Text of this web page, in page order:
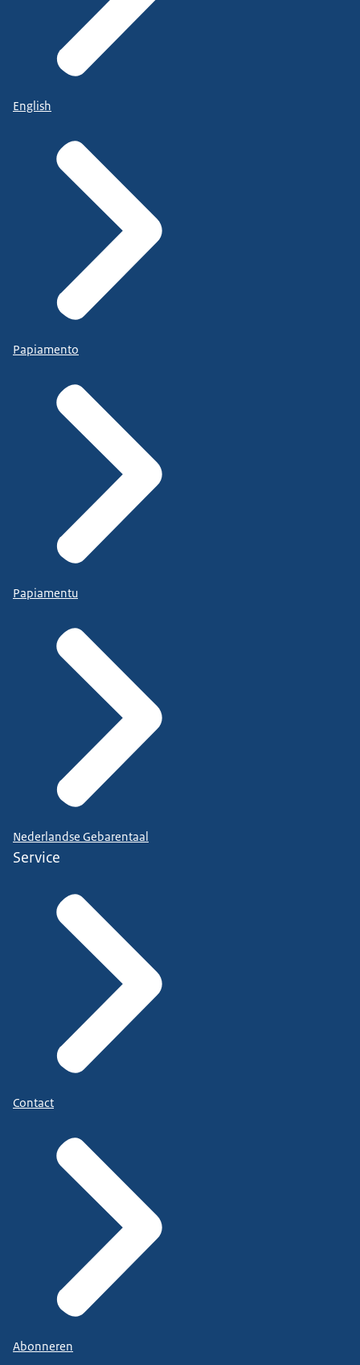
English
Papiamento
Papiamentu
Nederlandse Gebarentaal
Service
Contact
Abonneren